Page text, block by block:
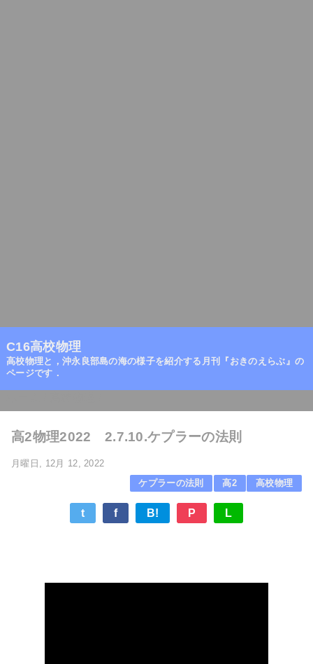
C16高校物理
高校物理と，沖永良部島の海の様子を紹介する月刊『おきのえらぶ』の
ページです．
高2物理2022 2.7.10.ケプラーの法則
月曜日, 12月 12, 2022
ケプラーの法則
高2 高校物理
t f B! P L